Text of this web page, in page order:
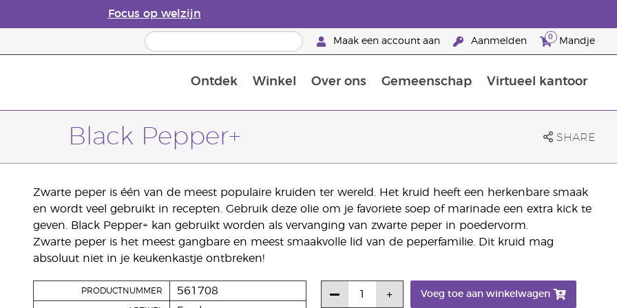
Focus op welzijn
Maak een account aan Aanmelden 0 Mandje
Ontdek Winkel Over ons Gemeenschap Virtueel kantoor
Black Pepper+ SHARE
Zwarte peper is één van de meest populaire kruiden ter wereld. Het kruid heeft een herkenbare smaak
en wordt veel gebruikt in recepten. Gebruik deze olie om je favoriete soep of marinade een extra kick te
geven. Black Pepper+ kan gebruikt worden als vervanging van zwarte peper in poedervorm.
Zwarte peper is het meest gangbare en meest smaakvolle lid van de peperfamilie. Dit kruid mag
absoluut niet in je keukenkastje ontbreken!
PRODUCTNUMMER 561708 Voeg toe aan winkelwagen